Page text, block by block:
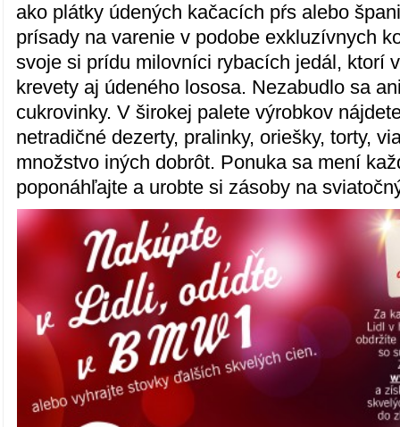
ako plátky údených kačacích pŕs alebo
prísady na varenie v podobe exkluzívnych
svoje si prídu milovníci rybacích jedál, ktorí
krevety aj údeného lososa. Nezabudlo sa
cukrovinky. V širokej palete výrobkov
netradičné dezerty, pralinky, oriešky, torty,
množstvo iných dobrôt. Ponuka sa mení
poponáhľajte a urobte si zásoby na